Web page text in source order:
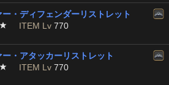
・ディフェンダーリストレット
ITEM Lv 770
・アタッカーリストレット
ITEM Lv 770